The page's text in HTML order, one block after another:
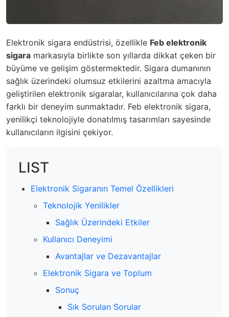
Elektronik sigara endüstrisi, özellikle Feb elektronik
sigara markasıyla birlikte son yıllarda dikkat çeken bir
büyüme ve gelişim göstermektedir. Sigara dumanının
sağlık üzerindeki olumsuz etkilerini azaltma amacıyla
geliştirilen elektronik sigaralar, kullanıcılarına çok daha
farklı bir deneyim sunmaktadır. Feb elektronik sigara,
yenilikçi teknolojiyle donatılmış tasarımları sayesinde
kullanıcıların ilgisini çekiyor.
LIST
Elektronik Sigaranın Temel Özellikleri
Teknolojik Yenilikler
Sağlık Üzerindeki Etkiler
Kullanıcı Deneyimi
Avantajlar ve Dezavantajlar
Elektronik Sigara ve Toplum
Sonuç
Sık Sorulan Sorular